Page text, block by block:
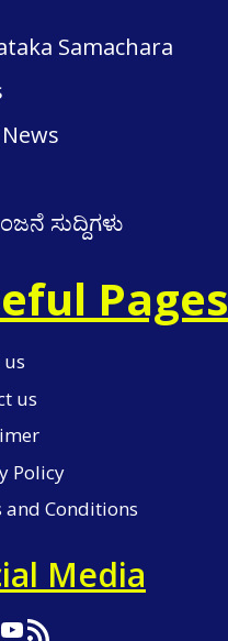
Samachara
ಸುದ್ದಿಗಳು
Pages
us
Policy
and Conditions
Media
YouTube
RSS Feed